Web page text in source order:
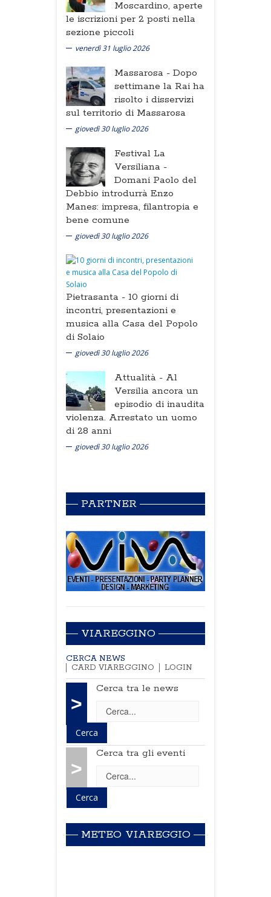
Moscardino, aperte
le iscrizioni per 2 posti nella
sezione piccoli
venerdì 31 luglio 2026
Massarosa - Dopo
settimane la Rai ha
risolto i disservizi
sul territorio di Massarosa
giovedì 30 luglio 2026
Festival La
Versiliana -
Domani Paolo del
Debbio introdurrà Enzo
Manes: impresa, filantropia e
bene comune
giovedì 30 luglio 2026
Pietrasanta - 10 giorni di
incontri, presentazioni e
musica alla Casa del Popolo
di Solaio
giovedì 30 luglio 2026
Attualità - Al
Versilia ancora un
episodio di inaudita
violenza. Arrestato un uomo
di 28 anni
giovedì 30 luglio 2026
PARTNER
VIAREGGINO
CERCA NEWS
CARD VIAREGGINO
LOGIN
>
Cerca tra le news
>
Cerca tra gli eventi
METEO VIAREGGIO